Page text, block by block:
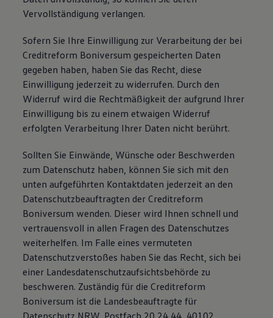
Vervollständigung verlangen.
Sofern Sie Ihre Einwilligung zur Verarbeitung der bei
Creditreform Boniversum gespeicherten Daten
gegeben haben, haben Sie das Recht, diese
Einwilligung jederzeit zu widerrufen. Durch den
Widerruf wird die Rechtmäßigkeit der aufgrund Ihrer
Einwilligung bis zu einem etwaigen Widerruf
erfolgten Verarbeitung Ihrer Daten nicht berührt.
Sollten Sie Einwände, Wünsche oder Beschwerden
zum Datenschutz haben, können Sie sich mit den
unten aufgeführten Kontaktdaten jederzeit an den
Datenschutzbeauftragten der Creditreform
Boniversum wenden. Dieser wird Ihnen schnell und
vertrauensvoll in allen Fragen des Datenschutzes
weiterhelfen. Im Falle eines vermuteten
Datenschutzverstoßes haben Sie das Recht, sich bei
einer Landesdatenschutzaufsichtsbehörde zu
beschweren. Zuständig für die Creditreform
Boniversum ist die Landesbeauftragte für
Datenschutz NRW, Postfach 20 24 44, 40102